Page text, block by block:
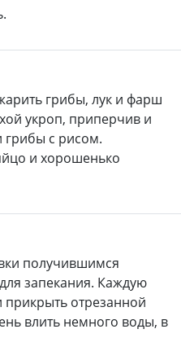
грибы, лук и фарш
укроп, приперчив и
с рисом.
и хорошенько
получившимся
запекания. Каждую
прикрыть отрезанной
влить немного воды, в